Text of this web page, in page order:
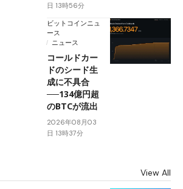
日 13時56分
ビットコインニュ
ース
ニュース
コールドカー
ドのシード生
成に不具合
──134億円超
のBTCが流出
2026年08月03
日 13時37分
View All